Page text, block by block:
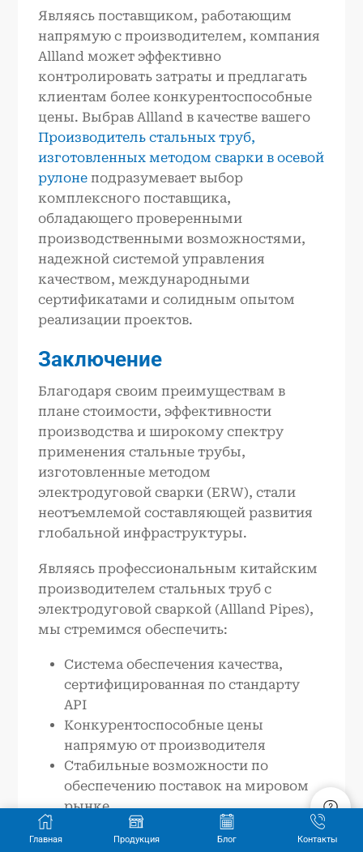
Являясь поставщиком, работающим
напрямую с производителем, компания
Allland может эффективно
контролировать затраты и предлагать
клиентам более конкурентоспособные
цены. Выбрав Allland в качестве вашего
Производитель стальных труб,
изготовленных методом сварки в осевой
рулоне подразумевает выбор
комплексного поставщика,
обладающего проверенными
производственными возможностями,
надежной системой управления
качеством, международными
сертификатами и солидным опытом
реализации проектов.
Заключение
Благодаря своим преимуществам в
плане стоимости, эффективности
производства и широкому спектру
применения стальные трубы,
изготовленные методом
электродуговой сварки (ERW), стали
неотъемлемой составляющей развития
глобальной инфраструктуры.
Являясь профессиональным китайским
производителем стальных труб с
электродуговой сваркой (Allland Pipes),
мы стремимся обеспечить:
Система обеспечения качества,
сертифицированная по стандарту
API
Конкурентоспособные цены
напрямую от производителя
Стабильные возможности по
обеспечению поставок на мировом
рынке
Индивидуальные инженерные
решения
Главная Продукция Блог Контакты